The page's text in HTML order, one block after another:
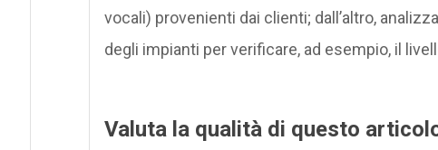
vocali) provenienti dai clienti; dall’altro,
degli impianti per verificare, ad esempio, il
Valuta la qualità di questo